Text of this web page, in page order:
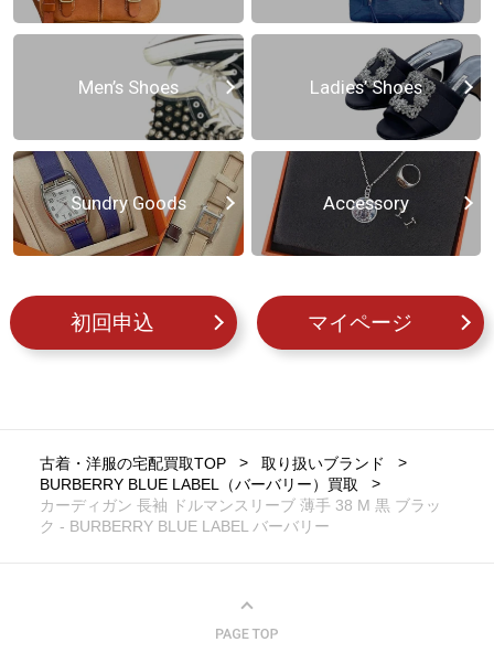
Men’s Shoes Ladies’ Shoes
Sundry Goods Accessory
初回申込 マイページ
古着・洋服の宅配買取TOP
取り扱いブランド
BURBERRY BLUE LABEL（バーバリー）買取
カーディガン 長袖 ドルマンスリーブ 薄手 38 M 黒 ブラッ
ク - BURBERRY BLUE LABEL バーバリー